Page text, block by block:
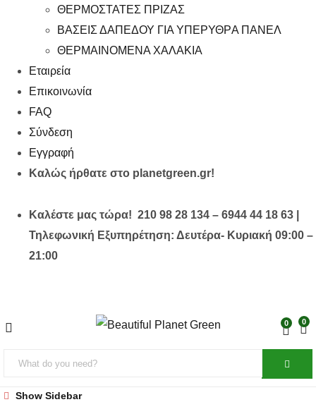
ΘΕΡΜΟΣΤΑΤΕΣ ΠΡΙΖΑΣ
ΒΑΣΕΙΣ ΔΑΠΕΔΟΥ ΓΙΑ ΥΠΕΡΥΘΡA ΠΑΝΕΛ
ΘΕΡΜΑΙΝΟΜΕΝΑ ΧΑΛΑΚΙΑ
Εταιρεία
Επικοινωνία
FAQ
Σύνδεση
Εγγραφή
Καλώς ήρθατε στο planetgreen.gr!
Καλέστε μας τώρα! 210 98 28 134 – 6944 44 18 63 |
Τηλεφωνική Εξυπηρέτηση: Δευτέρα- Κυριακή 09:00 –
21:00
0
0
Show Sidebar